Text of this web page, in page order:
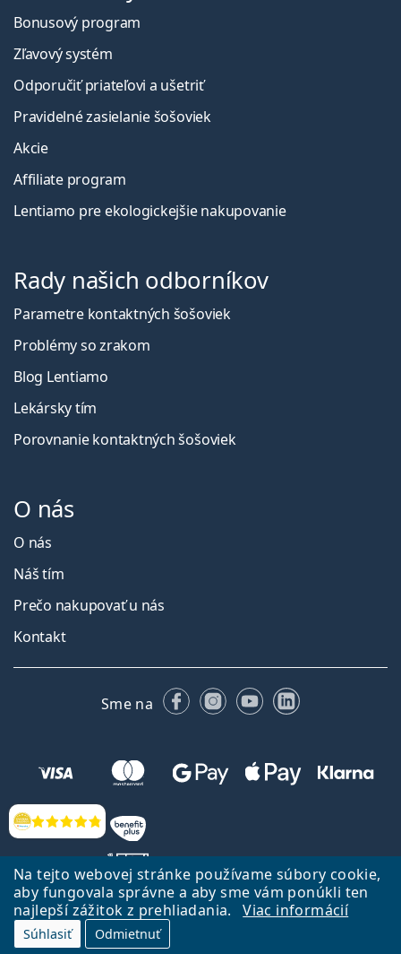
Na tejto webovej stránke používame súbory cookie,
aby fungovala správne a aby sme vám ponúkli ten
najlepší zážitok z prehliadania.
Viac informácií
Súhlasiť Odmietnuť
Hodnotenia
Bonusový program
Zľavový systém
Odporučiť priateľovi a ušetriť
Pravidelné zasielanie šošoviek
Akcie
Affiliate program
Lentiamo pre ekologickejšie nakupovanie
Rady našich odborníkov
Parametre kontaktných šošoviek
Problémy so zrakom
Blog Lentiamo
Lekársky tím
Porovnanie kontaktných šošoviek
O nás
O nás
Náš tím
Prečo nakupovať u nás
Kontakt
Sme na FacebookuInstagrame
YouTubeLinkedIn
Späť na Úvodnu stránku